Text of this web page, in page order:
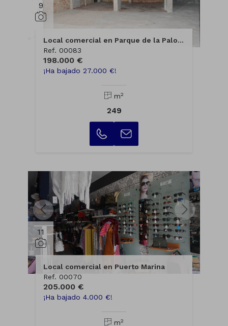
9
Local comercial en Parque de la Paloma
Ref. 00083
198.000 €
¡Ha bajado 27.000 €!
m2
249
11
Local comercial en Puerto Marina
Ref. 00070
205.000 €
¡Ha bajado 4.000 €!
m2